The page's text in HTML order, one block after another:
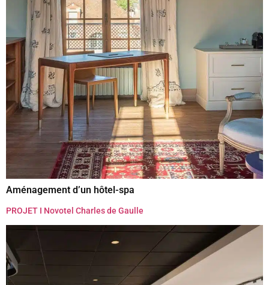
Aménagement d’un hôtel-spa
PROJET I Novotel Charles de Gaulle